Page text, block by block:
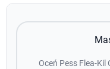
Oceń Pess Flea-